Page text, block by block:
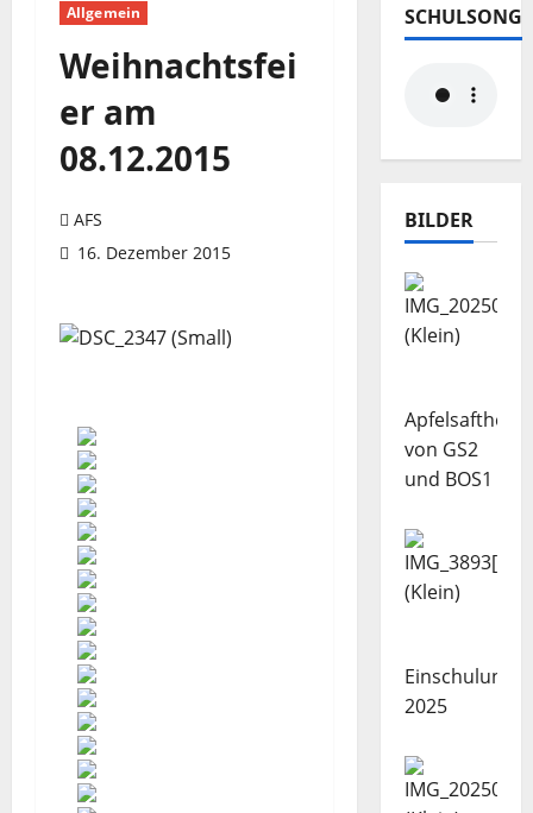
Allgemein
Weihnachtsfei
er am
08.12.2015
AFS
16. Dezember 2015
SCHULSONG
BILDER
von GS2
und BOS1
Einschulung
2025